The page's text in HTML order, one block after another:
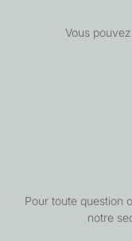
Vous
Pour toute question
notre